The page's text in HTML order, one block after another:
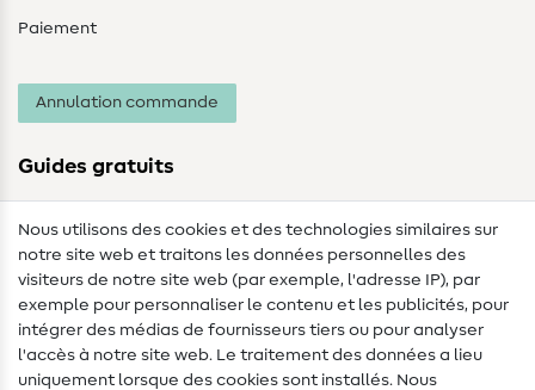
Paiement
Annulation commande
Guides gratuits
Lexique de couture
Tutos de couture
Aide & contact
Nous utilisons des cookies et des technologies similaires sur
notre site web et traitons les données personnelles des
visiteurs de notre site web (par exemple, l'adresse IP), par
exemple pour personnaliser le contenu et les publicités, pour
intégrer des médias de fournisseurs tiers ou pour analyser
l'accès à notre site web. Le traitement des données a lieu
uniquement lorsque des cookies sont installés. Nous